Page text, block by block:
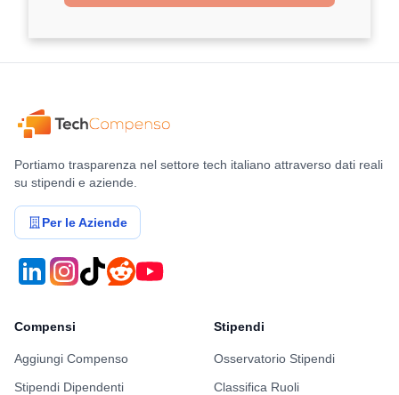
Portiamo trasparenza nel settore tech italiano attraverso dati reali
su stipendi e aziende.
Per le Aziende
Compensi
Aggiungi Compenso
Stipendi Dipendenti
Stipendi
Osservatorio Stipendi
Classifica Ruoli